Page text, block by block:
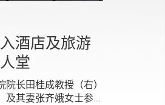
酒店及旅游
堂
长田桂成教授（右）
及其妻张齐娥女士参...